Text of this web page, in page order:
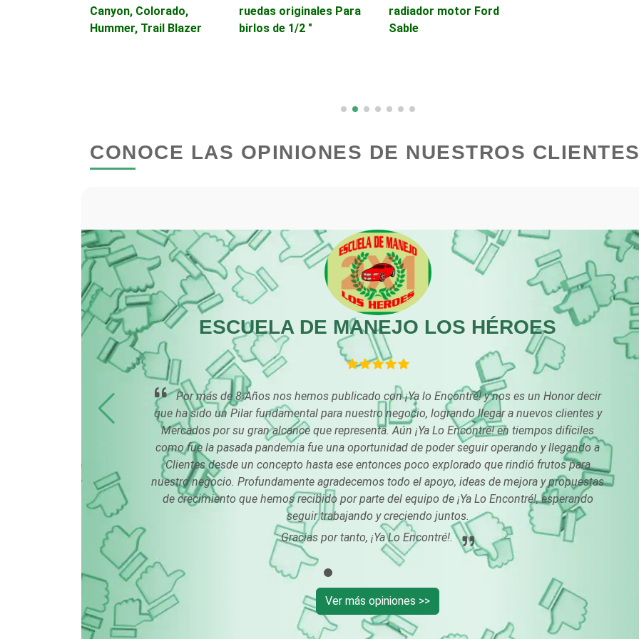
Bordados y Estampados
Carnicerías
Cerrajerías Cibercafés Clínicas de Belleza
Clínicas de Rehabilitación Clínicas y Hospitales Clubes Deportivos
Cocinas Integrales
Combustibles y
Lubricantes
Compresores de
Computadoras
Conferencias
Empresariales
Construcciones en
General
Contadores Control de Plagas
Conversiones
Automotrices
Copiadoras
Cortinas, Persianas y
Alfombras
Cremerías y
Salchichonerías
Cristalerías Cromadoras Decoración de
Dentistas Deportes Depósitos
Canyon, Colorado,
Hummer, Trail Blazer
ruedas originales Para
birlos de 1/2 "
radiador motor Ford
Sable
CONOCE LAS OPINIONES DE NUESTROS
ESCUELA DE MANEJO LOS HÉROES
Por más de 8 Años nos hemos publicado con ¡Ya lo Encontré! y nos es un Honor decir
que ha sido un Pilar fundamental para nuestro negocio, logrando llegar a nuevos clientes y
Mercados por su gran alcance que representa. Aún ¡Ya Lo Encontré! en tiempos difíciles
como fue la pasada pandemia fue una oportunidad de poder seguir operando y llegando a
Clientes desde un concepto hasta ese entonces poco explorado que rindió frutos para
nuestro negocio. Profundamente agradecemos todo el apoyo, ideas de mejora y propuestas
de crecimiento que hemos recibido por parte del equipo de ¡Ya Lo Encontré!, esperando
seguir trabajando y creciendo juntos.
Gracias por tanto, ¡Ya Lo Encontré!.
Ver más opiniones >>